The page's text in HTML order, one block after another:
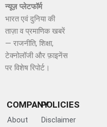
न्यूज़ प्लेटफॉर्म
भारत एवं दुनिया की
ताज़ा व प्रमाणिक खबरें
— राजनीति, शिक्षा,
टेक्नोलॉजी और फ़ाइनेंस
पर विशेष रिपोर्ट।
COMPANY
About
POLICIES
Disclaimer